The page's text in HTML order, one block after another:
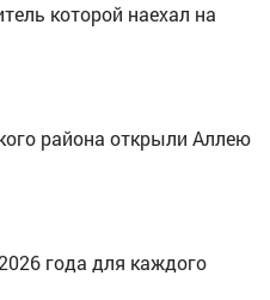
которой наехал на
района открыли Аллею
года для каждого